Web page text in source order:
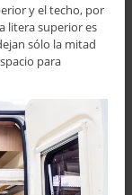
y el techo, por
litera superior es
sólo la mitad
para